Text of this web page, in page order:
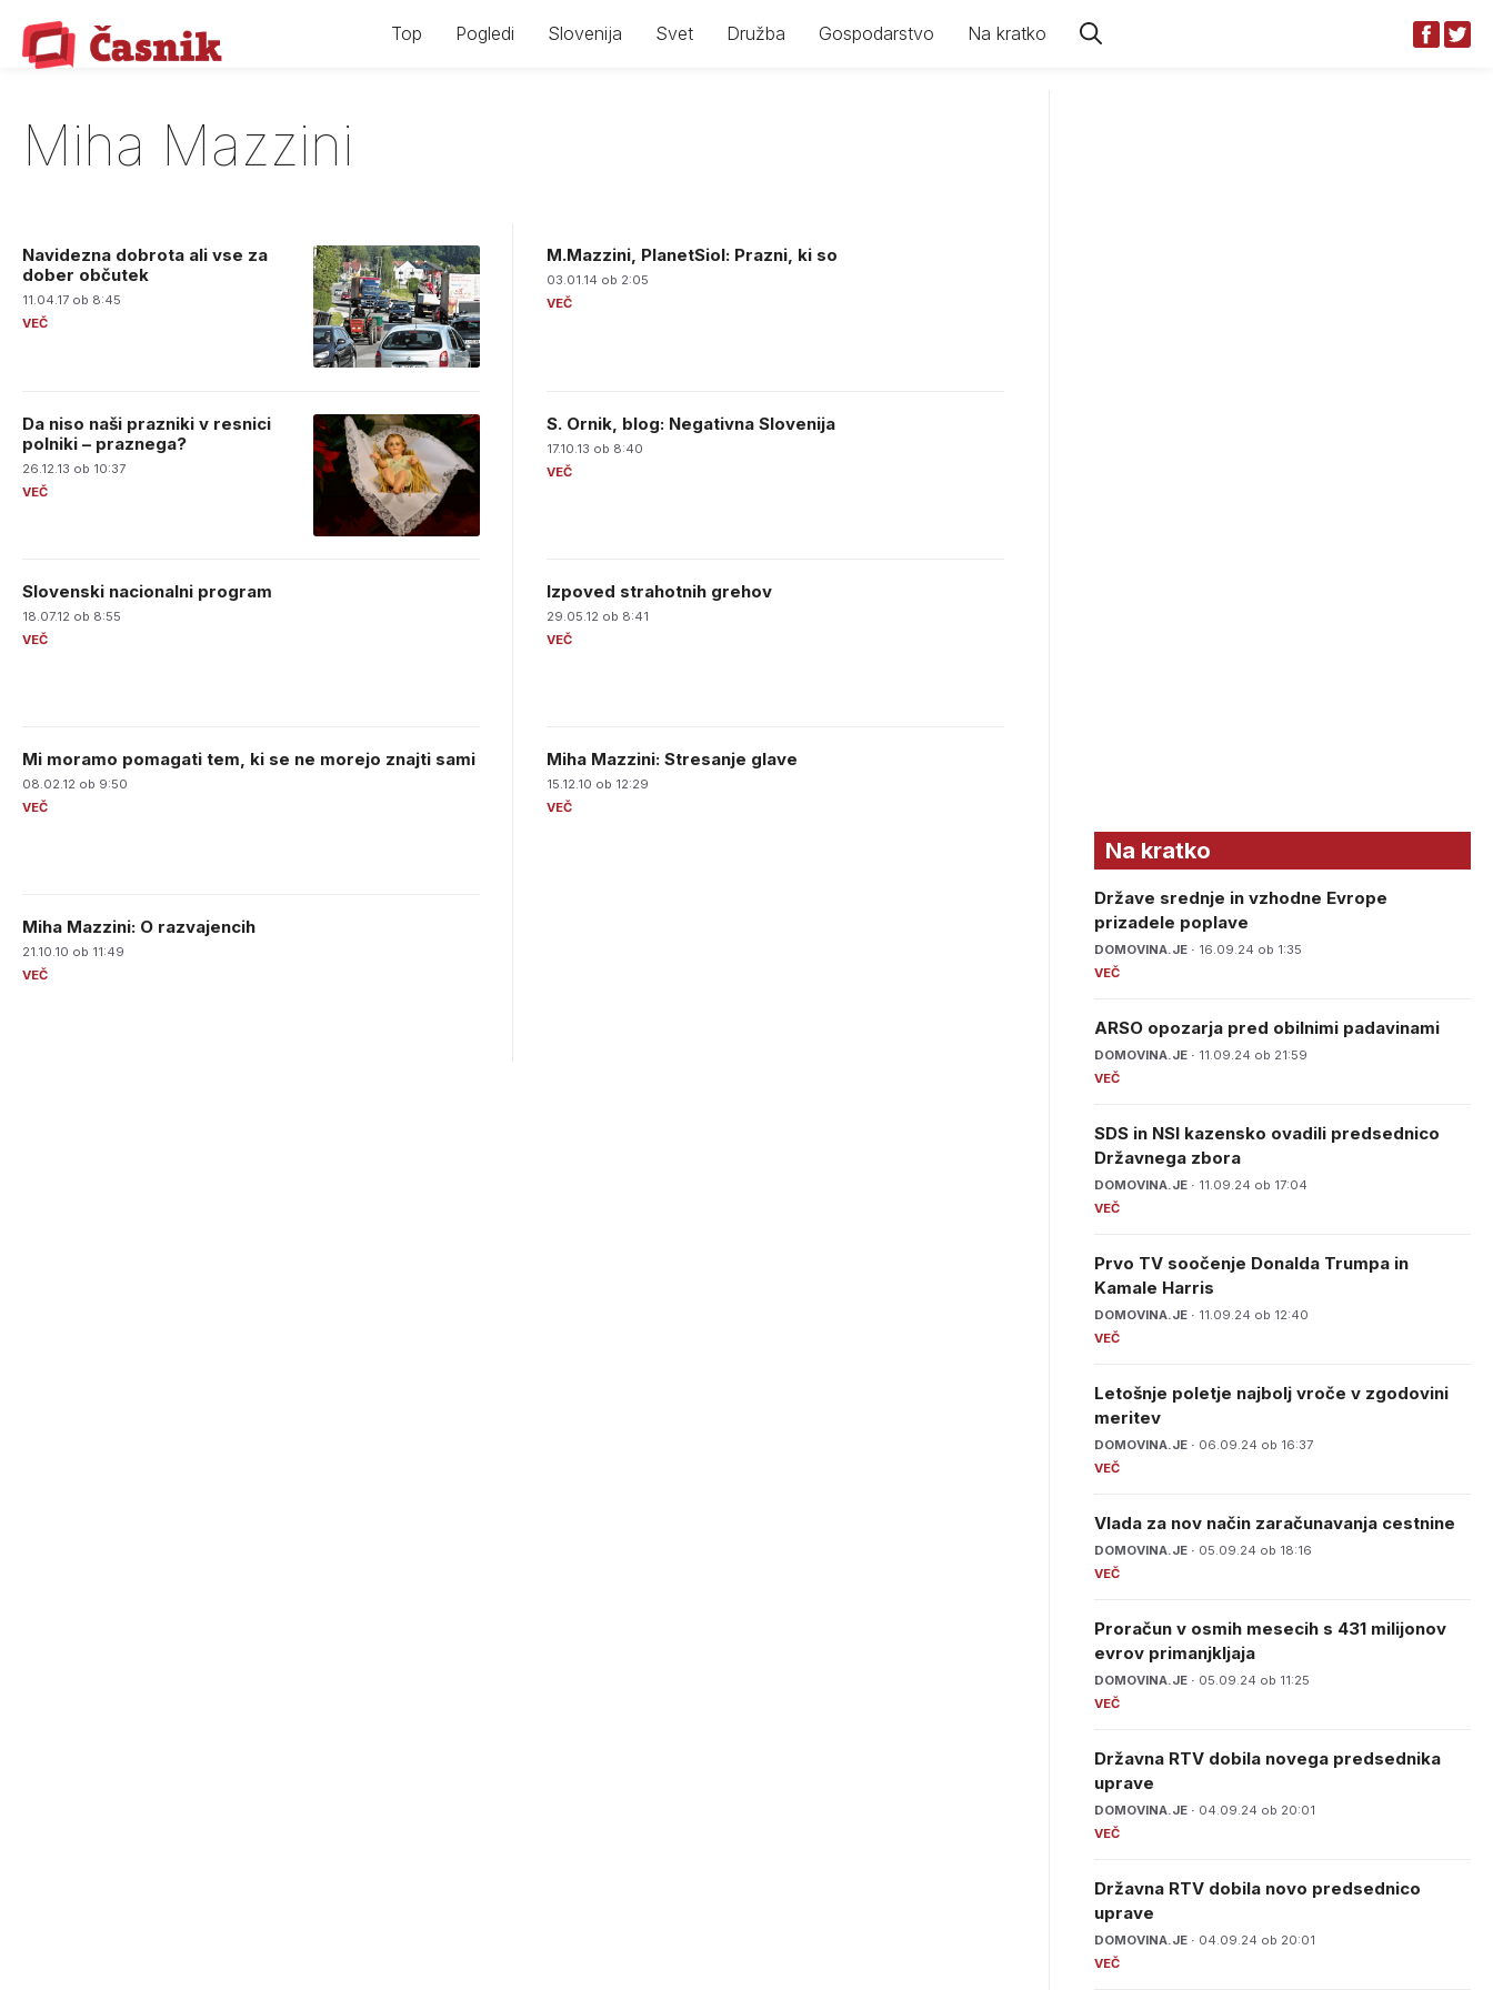
content
Top Pogledi Slovenija Svet Družba Gospodarstvo Na kratko
Miha Mazzini
Navidezna dobrota ali vse za
dober občutek
11.04.17 ob 8:45
M.Mazzini, PlanetSiol: Prazni, ki so
03.01.14 ob 2:05
Da niso naši prazniki v resnici
polniki – praznega?
26.12.13 ob 10:37
S. Ornik, blog: Negativna Slovenija
17.10.13 ob 8:40
Slovenski nacionalni program
18.07.12 ob 8:55
Izpoved strahotnih grehov
29.05.12 ob 8:41
Mi moramo pomagati tem, ki se ne morejo znajti sami
08.02.12 ob 9:50
Miha Mazzini: Stresanje glave
15.12.10 ob 12:29
Miha Mazzini: O razvajencih
21.10.10 ob 11:49
Na kratko
Države srednje in vzhodne Evrope
prizadele poplave
DOMOVINA.JE · 16.09.24 ob 1:35
ARSO opozarja pred obilnimi padavinami
DOMOVINA.JE · 11.09.24 ob 21:59
SDS in NSI kazensko ovadili predsednico
Državnega zbora
DOMOVINA.JE · 11.09.24 ob 17:04
Prvo TV soočenje Donalda Trumpa in
Kamale Harris
DOMOVINA.JE · 11.09.24 ob 12:40
Letošnje poletje najbolj vroče v zgodovini
meritev
DOMOVINA.JE · 06.09.24 ob 16:37
Vlada za nov način zaračunavanja cestnine
DOMOVINA.JE · 05.09.24 ob 18:16
Proračun v osmih mesecih s 431 milijonov
evrov primanjkljaja
DOMOVINA.JE · 05.09.24 ob 11:25
Državna RTV dobila novega predsednika
uprave
DOMOVINA.JE · 04.09.24 ob 20:01
Državna RTV dobila novo predsednico
uprave
DOMOVINA.JE · 04.09.24 ob 20:01